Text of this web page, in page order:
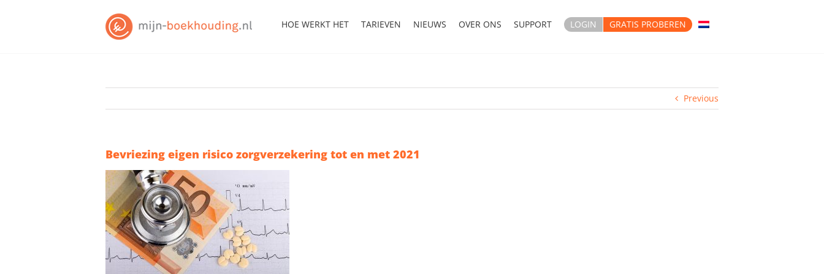
HOE WERKT HET TARIEVEN NIEUWS OVER ONS SUPPORT LOGIN GRATIS PROBEREN
Previous
Bevriezing eigen risico zorgverzekering tot en met 2021